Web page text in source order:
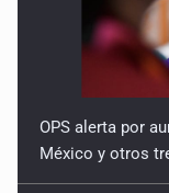
OPS alerta por
México y otros